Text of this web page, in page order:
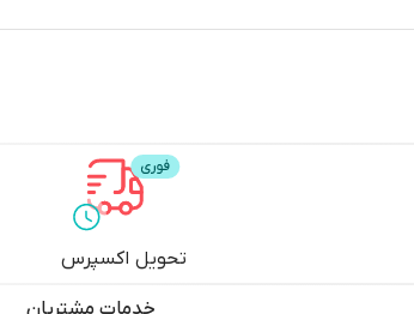
تحویل اکسپرس
خدمات مشتریان